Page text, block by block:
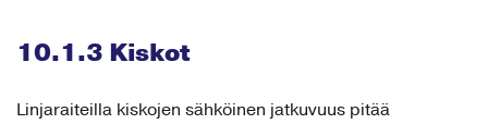
10.1.3 Kiskot
Linjaraiteilla kiskojen sähköinen jatkuvuus pitää